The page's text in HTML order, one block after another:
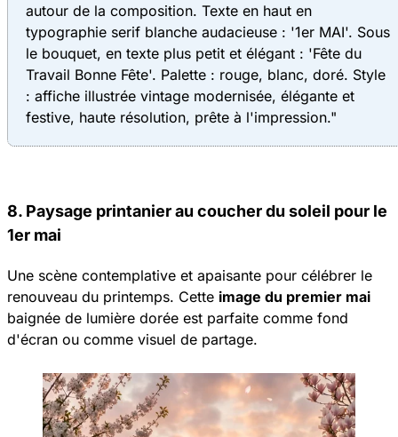
autour de la composition. Texte en haut en
typographie serif blanche audacieuse : '1er MAI'. Sous
le bouquet, en texte plus petit et élégant : 'Fête du
Travail Bonne Fête'. Palette : rouge, blanc, doré. Style
: affiche illustrée vintage modernisée, élégante et
festive, haute résolution, prête à l'impression."
8. Paysage printanier au coucher du soleil pour le
1er mai
Une scène contemplative et apaisante pour célébrer le
renouveau du printemps. Cette image du premier mai
baignée de lumière dorée est parfaite comme fond
d'écran ou comme visuel de partage.